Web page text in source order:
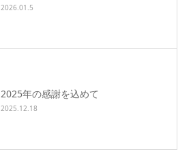
2026.01.5
2025年の感謝を込めて
2025.12.18